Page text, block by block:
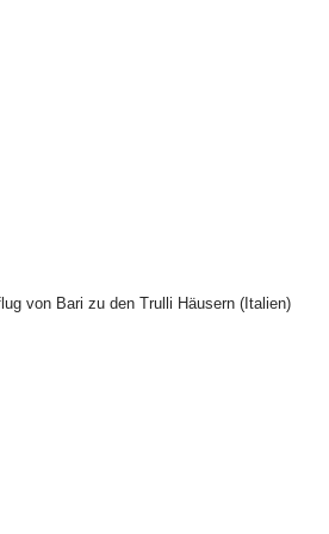
von Bari zu den Trulli Häusern (Italien)